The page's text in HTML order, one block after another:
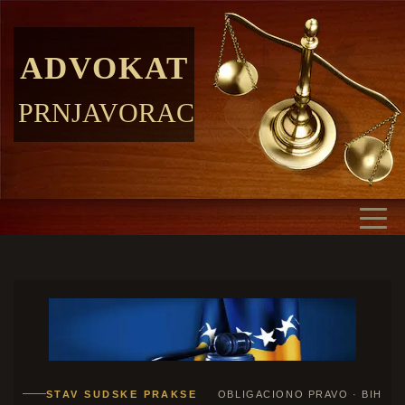
ADVOKAT
PRNJAVORAC
STAV SUDSKE PRAKSE OBLIGACIONO PRAVO · BIH